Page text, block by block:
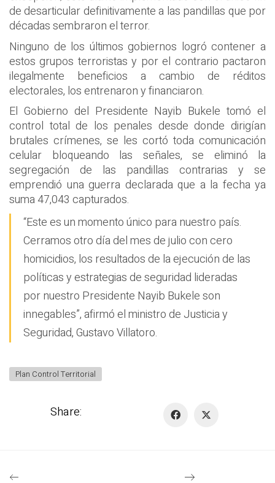
de desarticular definitivamente a las pandillas que por
décadas sembraron el terror.
Ninguno de los últimos gobiernos logró contener a
estos grupos terroristas y por el contrario pactaron
ilegalmente beneficios a cambio de réditos
electorales, los entrenaron y financiaron.
El Gobierno del Presidente Nayib Bukele tomó el
control total de los penales desde donde dirigían
brutales crímenes, se les cortó toda comunicación
celular bloqueando las señales, se eliminó la
segregación de las pandillas contrarias y se
emprendió una guerra declarada que a la fecha ya
suma 47,043 capturados.
“Este es un momento único para nuestro país.
Cerramos otro día del mes de julio con cero
homicidios, los resultados de la ejecución de las
políticas y estrategias de seguridad lideradas
por nuestro Presidente Nayib Bukele son
innegables”, afirmó el ministro de Justicia y
Seguridad, Gustavo Villatoro.
Plan Control Territorial
Share: